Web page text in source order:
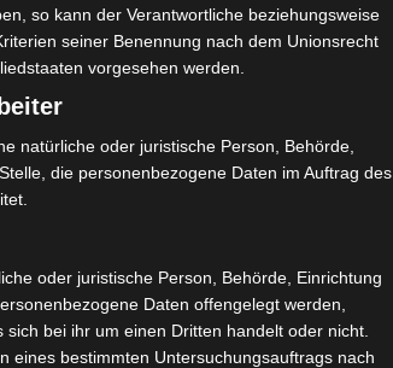
so kann der Verantwortliche beziehungsweise
seiner Benennung nach dem Unionsrecht
vorgesehen werden.
natürliche oder juristische Person, Behörde,
die personenbezogene Daten im Auftrag des
oder juristische Person, Behörde, Einrichtung
Daten offengelegt werden,
bei ihr um einen Dritten handelt oder nicht.
eines bestimmten Untersuchungsauftrags nach